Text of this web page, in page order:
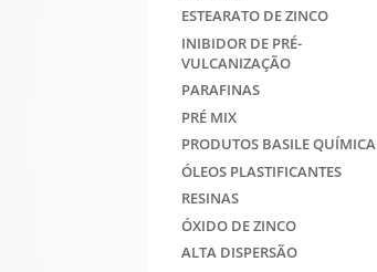
ESTEARATO DE ZINCO
INIBIDOR DE PRÉ-
VULCANIZAÇÃO
PARAFINAS
PRÉ MIX
PRODUTOS BASILE QUÍMICA
ÓLEOS PLASTIFICANTES
RESINAS
ÓXIDO DE ZINCO
ALTA DISPERSÃO